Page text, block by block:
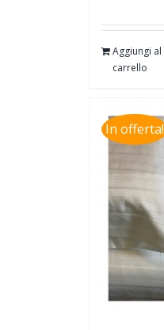
Aggiungi al
carrello
In offerta!